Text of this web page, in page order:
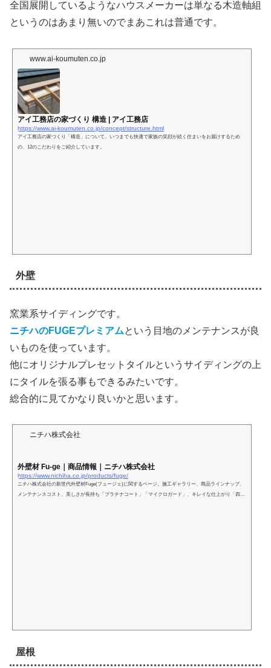
全国展開しているようなハウスメーカーは単なる木造軸組
というのはあまり無いのでまあこれは普通です。
www.ai-koumuten.co.jp
アイ工務店の家づくり 構造 | アイ工務店
https://www.ai-koumuten.co.jp/concept/structure.html
アイ工務店の家づくり「構造」について。いつまでも快適で家族の笑顔が続く住まいをお届けするため
の、12のこだわりをご紹介しています。
外壁
窯業系サイディングです。
ニチハのFUGEプレミアムという目地のメンテナンスが良
いものを使っています。
他にオリジナルプレセットタイルというサイディングの上
にタイルを張る事もできるみたいです。
総合的に見てかなり良いかと思います。
ニチハ株式会社
外壁材 Fu-ge｜商品情報｜ニチハ株式会社
https://www.nichiha.co.jp/products/fuge/
ニチハ株式会社の新世代外壁材Fuge(フュージェ)に関するページ。施工ギャラリー、商品ラインナップ、
メンテナンスコスト、美しさが長持ち「プラチナコート」「マイクロガード」、キレイな仕上がり「四方
屋根